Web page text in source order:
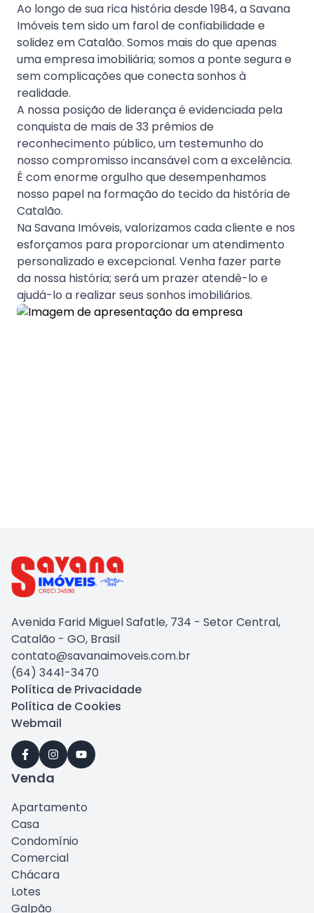
Ao longo de sua rica história desde 1984, a Savana
Imóveis tem sido um farol de confiabilidade e
solidez em Catalão. Somos mais do que apenas
uma empresa imobiliária; somos a ponte segura e
sem complicações que conecta sonhos à
realidade.
A nossa posição de liderança é evidenciada pela
conquista de mais de 33 prêmios de
reconhecimento público, um testemunho do
nosso compromisso incansável com a excelência.
É com enorme orgulho que desempenhamos
nosso papel na formação do tecido da história de
Catalão.
Na Savana Imóveis, valorizamos cada cliente e nos
esforçamos para proporcionar um atendimento
personalizado e excepcional. Venha fazer parte
da nossa história; será um prazer atendê-lo e
ajudá-lo a realizar seus sonhos imobiliários.
Avenida Farid Miguel Safatle, 734 - Setor Central,
Catalão - GO, Brasil
contato@savanaimoveis.com.br
(64) 3441-3470
Política de Privacidade
Política de Cookies
Webmail
Venda
Apartamento
Casa
Condomínio
Comercial
Chácara
Lotes
Galpão